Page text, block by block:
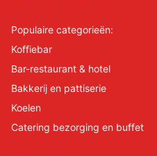
Populaire categorieën:
Koffiebar
Bar-restaurant & hotel
Bakkerij en pattiserie
Koelen
Catering bezorging en buffet